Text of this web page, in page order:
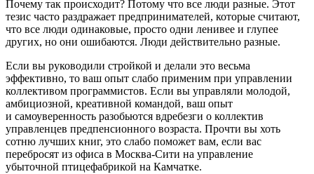
Почему так происходит? Потому что все люди разные. Этот
тезис часто раздражает предпринимателей, которые считают,
что все люди одинаковые, просто одни ленивее и глупее
других, но они ошибаются. Люди действительно разные.
Если вы руководили стройкой и делали это весьма
эффективно, то ваш опыт слабо применим при управлении
коллективом программистов. Если вы управляли молодой,
амбициозной, креативной командой, ваш опыт
и самоуверенность разобьются вдребезги о коллектив
управленцев предпенсионного возраста. Прочти вы хоть
сотню лучших книг, это слабо поможет вам, если вас
перебросят из офиса в Москва-Сити на управление
убыточной птицефабрикой на Камчатке.